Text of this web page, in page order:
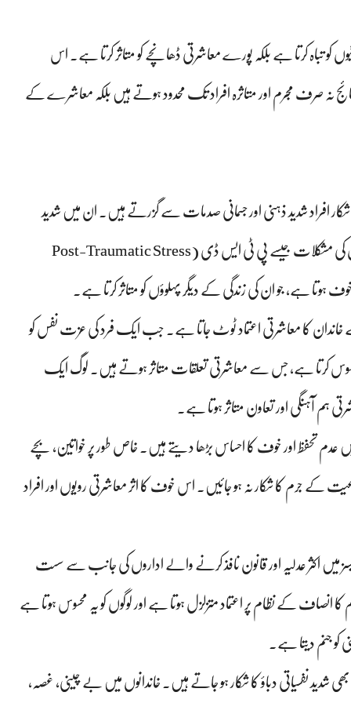
کو تباہ کرتا ہے بلکہ پورے معاشرتی ڈھانچے کو متاثر کرتا ہے۔ اس
نہ صرف مجرم اور متاثرہ افراد تک محدود ہوتے ہیں بلکہ معاشرے کے
شکار افراد شدید ذہنی اور جسمانی صدمات سے گزرتے ہیں۔ ان میں شدید
اضطراب، ڈپریشن، خود کشی کے خیالات، اور بعد میں ذہنی بیماریوں کی مشکلات جیسے پی ٹی ایس ڈی (Post-Traumatic Stress
خاندان کا معاشرتی اعتماد ٹوٹ جاتا ہے۔ جب ایک فرد کی عزت نفس کو
کرتا ہے، جس سے معاشرتی تعلقات متاثر ہوتے ہیں۔ لوگ ایک
ہم آہنگی اور تعاون متاثر ہوتا ہے۔
عدم تحفظ اور خوف کا احساس بڑھا دیتے ہیں۔ خاص طور پر خواتین، بچے
کے جرم کا شکار نہ ہو جائیں۔ اس خوف کا اثر معاشرتی رویوں اور افراد
میں اکثر عدلیہ اور قانون نافذ کرنے والے اداروں کی جانب سے سست
کے نظام پر اعتماد متزلزل ہوتا ہے اور لوگوں کو یہ محسوس ہوتا ہے
جنم دیتا ہے۔
شدید نفسیاتی دباؤ کا شکار ہو جاتے ہیں۔ خاندانوں میں بے چینی، غصہ،